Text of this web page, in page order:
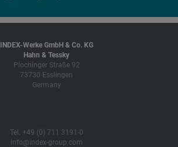
INDEX-Werke GmbH & Co. KG
Hahn & Tessky
Plochinger Straße 92
73730 Esslingen
Germany
Tel. +49 (0) 711 3191-0
info@index-group.com